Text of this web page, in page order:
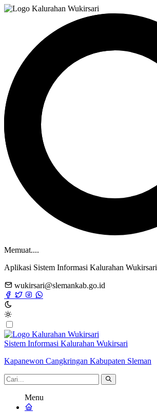
Memuat....
Aplikasi Sistem Informasi Kalurahan Wukirsari
wukirsari@slemankab.go.id
Sistem Informasi Kalurahan Wukirsari
Kapanewon Cangkringan Kabupaten Sleman
Menu